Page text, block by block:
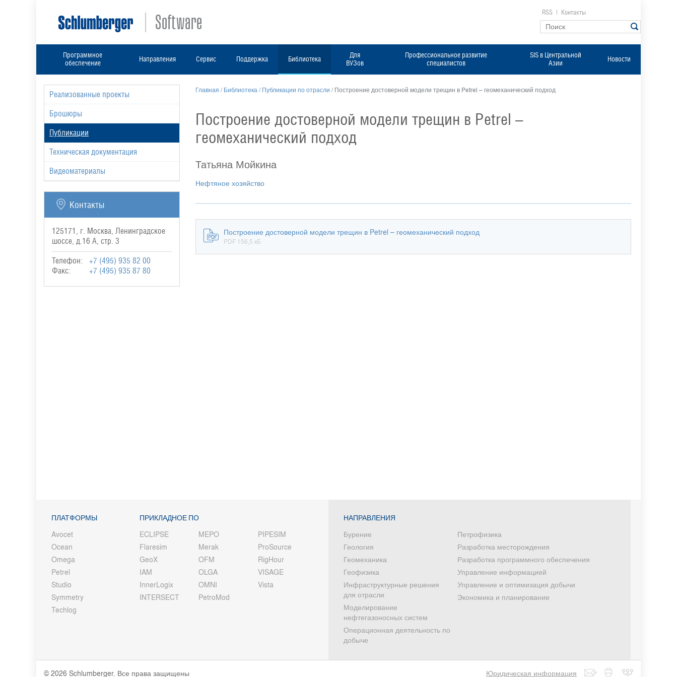
RSS Контакты
Программное
обеспечение
Направления Сервис Поддержка Библиотека
Для
ВУЗов
Профессиональное развитие
специалистов
SIS в Центральной
Азии
Новости
Реализованные проекты
Брошюры
Публикации
Техническая документация
Видеоматериалы
Контакты
125171, г. Москва, Ленинградское
шоссе, д.16 А, стр. 3
Телефон:
+7 (495) 935 82 00
Факс:
+7 (495) 935 87 80
Главная /Библиотека/Публикации по отрасли /Построение достоверной модели трещин в Petrel – геомеханический подход
Построение достоверной модели трещин в Petrel –
геомеханический подход
Татьяна Мойкина
Нефтяное хозяйство
Построение достоверной модели трещин в Petrel – геомеханический подход
PDF 156,5 кБ
ПЛАТФОРМЫ
Avocet
Ocean
Omega
Petrel
Studio
Symmetry
Techlog
ПРИКЛАДНОЕ ПО
ECLIPSE
Flaresim
GeoX
IAM
InnerLogix
INTERSECT
MEPO
Merak
OFM
OLGA
OMNI
PetroMod
PIPESIM
ProSource
RigHour
VISAGE
Vista
НАПРАВЛЕНИЯ
Бурение
Геология
Геомеханика
Геофизика
Инфраструктурные решения
для отрасли
Моделирование
нефтегазоносных систем
Операционная деятельность по
добыче
Петрофизика
Разработка месторождения
Разработка программного обеспечения
Управление информацией
Управление и оптимизация добычи
Экономика и планирование
Юридическая информация
© 2026 Schlumberger. Все права защищены